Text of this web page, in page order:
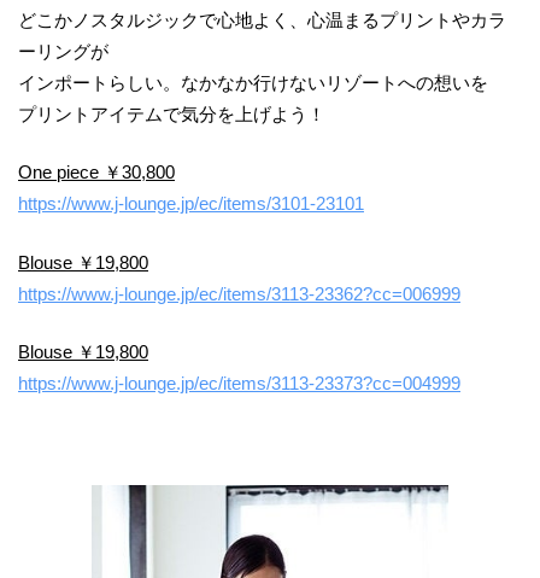
どこかノスタルジックで心地よく、心温まるプリントやカラ
ーリングが
インポートらしい。なかなか行けないリゾートへの想いを
プリントアイテムで気分を上げよう！
One piece ￥30,800
https://www.j-lounge.jp/ec/items/3101-23101
​Blouse ￥19,800
https://www.j-lounge.jp/ec/items/3113-23362?cc=006999
Blouse ￥19,800
https://www.j-lounge.jp/ec/items/3113-23373?cc=004999